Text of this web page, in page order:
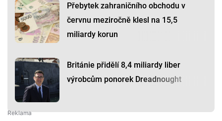
Přebytek zahraničního obchodu v
červnu meziročně klesl na 15,5
miliardy korun
Británie přidělí 8,4 miliardy liber
výrobcům ponorek Dreadnought